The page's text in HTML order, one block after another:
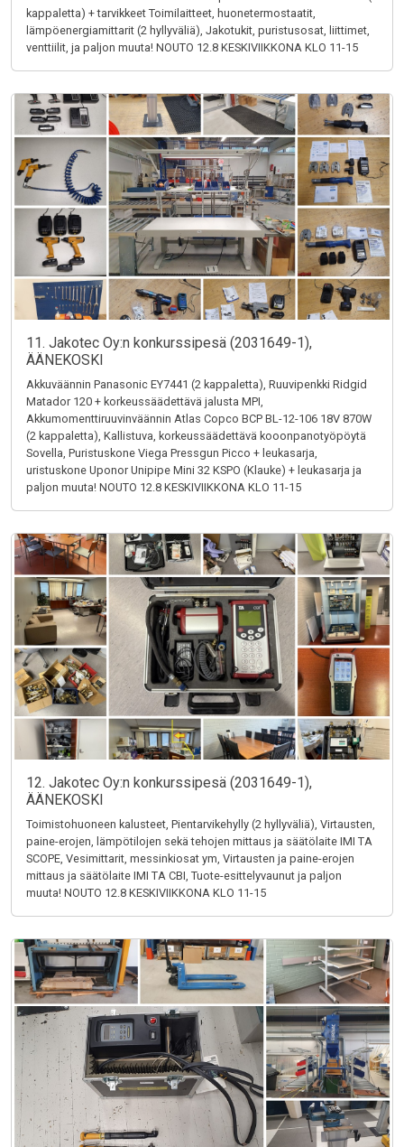
kappaletta) + tarvikkeet Toimilaitteet, huonetermostaatit,
lämpöenergiamittarit (2 hyllyväliä), Jakotukit, puristusosat, liittimet,
venttiilit, ja paljon muuta! NOUTO 12.8 KESKIVIIKKONA KLO 11-15
11. Jakotec Oy:n konkurssipesä (2031649-1),
ÄÄNEKOSKI
Akkuväännin Panasonic EY7441 (2 kappaletta), Ruuvipenkki Ridgid
Matador 120 + korkeussäädettävä jalusta MPI,
Akkumomenttiruuvinväännin Atlas Copco BCP BL-12-106 18V 870W
(2 kappaletta), Kallistuva, korkeussäädettävä kooonpanotyöpöytä
Sovella, Puristuskone Viega Pressgun Picco + leukasarja,
uristuskone Uponor Unipipe Mini 32 KSPO (Klauke) + leukasarja ja
paljon muuta! NOUTO 12.8 KESKIVIIKKONA KLO 11-15
12. Jakotec Oy:n konkurssipesä (2031649-1),
ÄÄNEKOSKI
Toimistohuoneen kalusteet, Pientarvikehylly (2 hyllyväliä), Virtausten,
paine-erojen, lämpötilojen sekä tehojen mittaus ja säätölaite IMI TA
SCOPE, Vesimittarit, messinkiosat ym, Virtausten ja paine-erojen
mittaus ja säätölaite IMI TA CBI, Tuote-esittelyvaunut ja paljon
muuta! NOUTO 12.8 KESKIVIIKKONA KLO 11-15